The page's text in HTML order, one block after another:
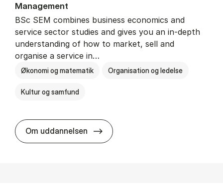
Man­age­ment
BSc SEM combines business economics and
service sector studies and gives you an in-depth
understanding of how to market, sell and
organise a service in…
Økonomi og matematik Organisation og ledelse
Kultur og samfund
Om uddannelsen BSc in Busi­ness Ad­min­is­tra­tion